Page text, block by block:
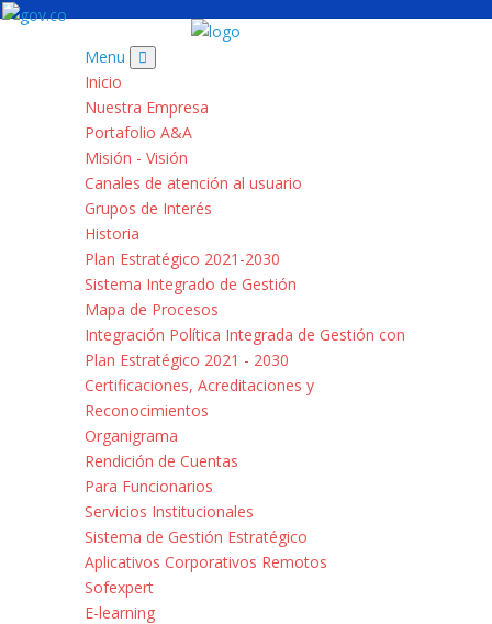
Menu
Inicio
Nuestra Empresa
Portafolio A&A
Misión - Visión
Canales de atención al usuario
Grupos de Interés
Historia
Plan Estratégico 2021-2030
Sistema Integrado de Gestión
Mapa de Procesos
Integración Política Integrada de Gestión con
Plan Estratégico 2021 - 2030
Certificaciones, Acreditaciones y
Reconocimientos
Organigrama
Rendición de Cuentas
Para Funcionarios
Servicios Institucionales
Sistema de Gestión Estratégico
Aplicativos Corporativos Remotos
Sofexpert
E-learning